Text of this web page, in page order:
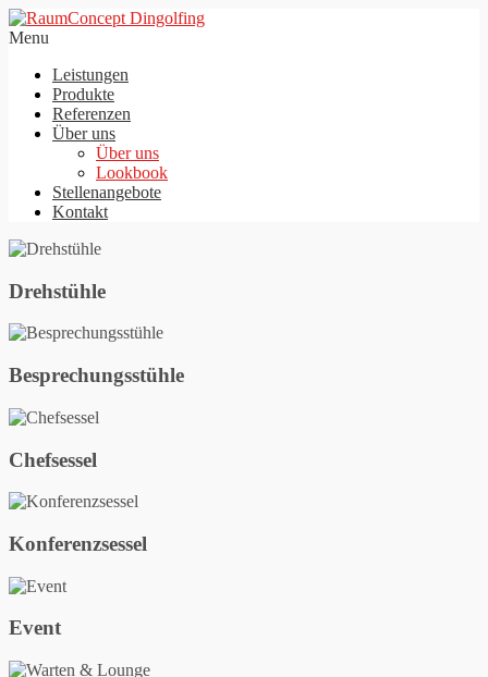
Menu
Leistungen
Produkte
Referenzen
Über uns
Über uns
Lookbook
Stellenangebote
Kontakt
Drehstühle
Besprechungsstühle
Chefsessel
Konferenzsessel
Event